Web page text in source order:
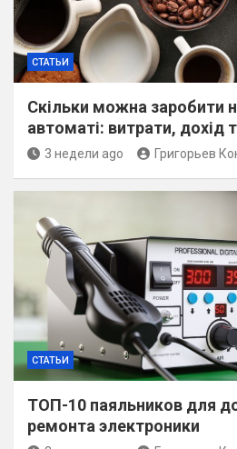
СТАТЬИ
Скільки можна заробити
автоматі: витрати, дохід
3 недели ago Григорьев
СТАТЬИ
ТОП-10 паяльников для
ремонта электроники